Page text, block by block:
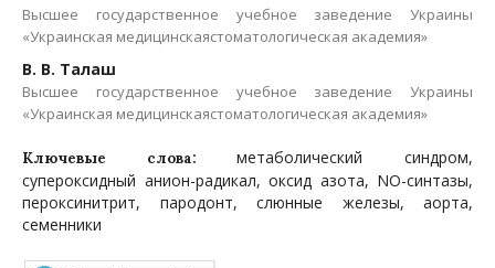
Высшее государственное учебное заведение Украины
«Украинская медицинскаястоматологическая академия»
В. В. Талаш
Высшее государственное учебное заведение Украины
«Украинская медицинскаястоматологическая академия»
Ключевые слова:метаболический синдром,
супероксидный анион-радикал, оксид азота, NO-синтазы,
пероксинитрит, пародонт, слюнные железы, аорта,
семенники